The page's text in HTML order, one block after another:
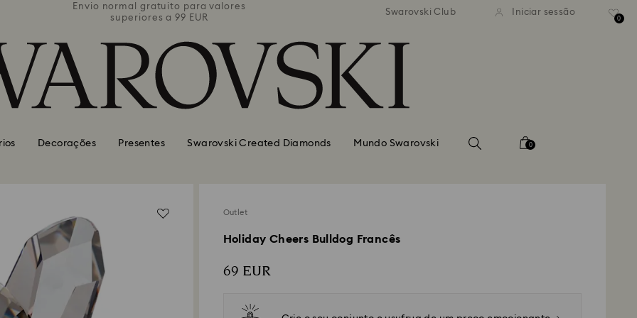
Envio normal gratuito para valores
superiores a 99 EUR
Envio normal gratuito para valores
superiores a 99 EUR
Envio normal gratuito para
superiores a 99 EUR
Swarovski Club Iniciar sessão
0
Decorações Presentes Swarovski Created Diamonds Mundo Swarovski 0
Outlet
Holiday Cheers Bulldog Francês
69 EUR